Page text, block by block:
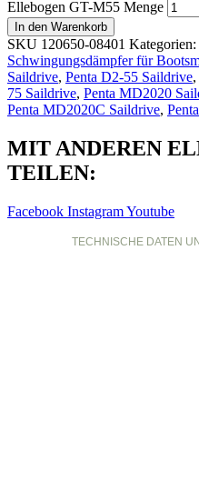
Ellebogen GT-M55 Menge
In den Warenkorb
SKU 120650-08401 Kategorien:
Schwingungsdämpfer für
Saildrive, Penta D2-55 Saildrive,
75 Saildrive, Penta MD2020
Penta MD2020C Saildrive,
MIT ANDEREN
TEILEN:
Facebook InstagramYoutube
TECHNISCHE DATEN